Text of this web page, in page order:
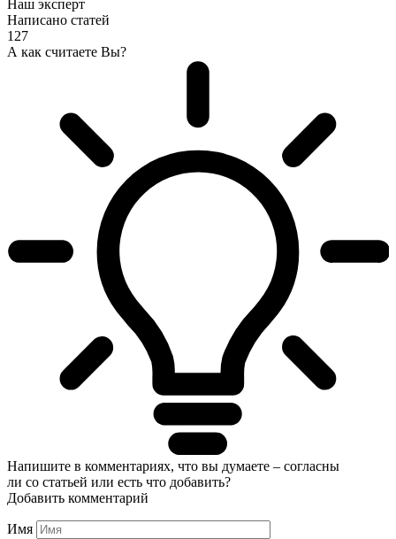
Наш эксперт
Написано статей
127
А как считаете Вы?
Напишите в комментариях, что вы думаете – согласны
ли со статьей или есть что добавить?
Добавить комментарий
Имя